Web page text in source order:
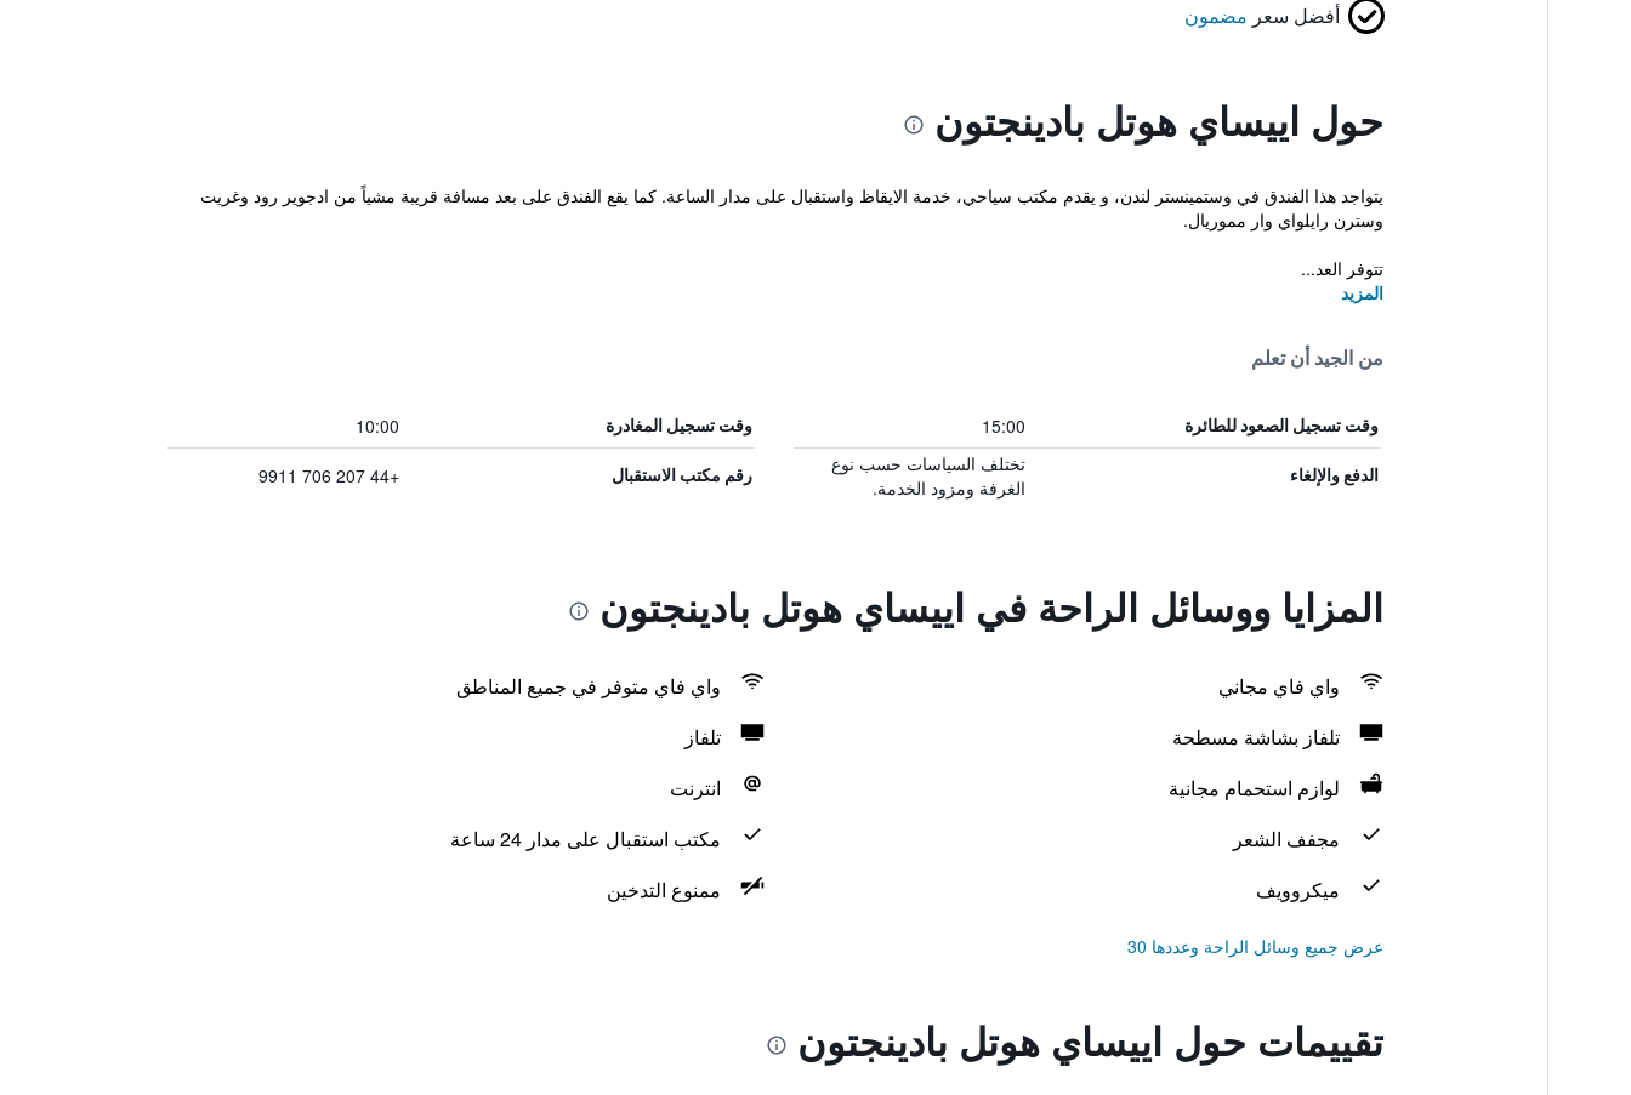
أفضل سعر مضمون
حول اييساي هوتل بادينجتون
يتواجد هذا الفندق في وستمينستر لندن، و يقدم مكتب سياحي، خدمة الايقاظ واستقبال على مدار الساعة. كما يقع الفندق على بعد مسافة قريبة مشياً من ادجوير رود وغريت
وسترن رايلواي وار مموريال.
تتوفر العد...
المزيد
من الجيد أن تعلم
وقت تسجيل الصعود للطائرة 15:00 وقت تسجيل المغادرة 10:00
الدفع والإلغاء
تختلف السياسات حسب نوع
الغرفة ومزود الخدمة.
رقم مكتب الاستقبال +44 207 706 9911
المزايا ووسائل الراحة في اييساي هوتل بادينجتون
واي فاي مجاني
واي فاي متوفر في جميع المناطق
تلفاز بشاشة مسطحة
تلفاز
لوازم استحمام مجانية
انترنت
مجفف الشعر
مكتب استقبال على مدار 24 ساعة
ميكروويف
ممنوع التدخين
عرض جميع وسائل الراحة وعددها 30
تقييمات حول اييساي هوتل بادينجتون